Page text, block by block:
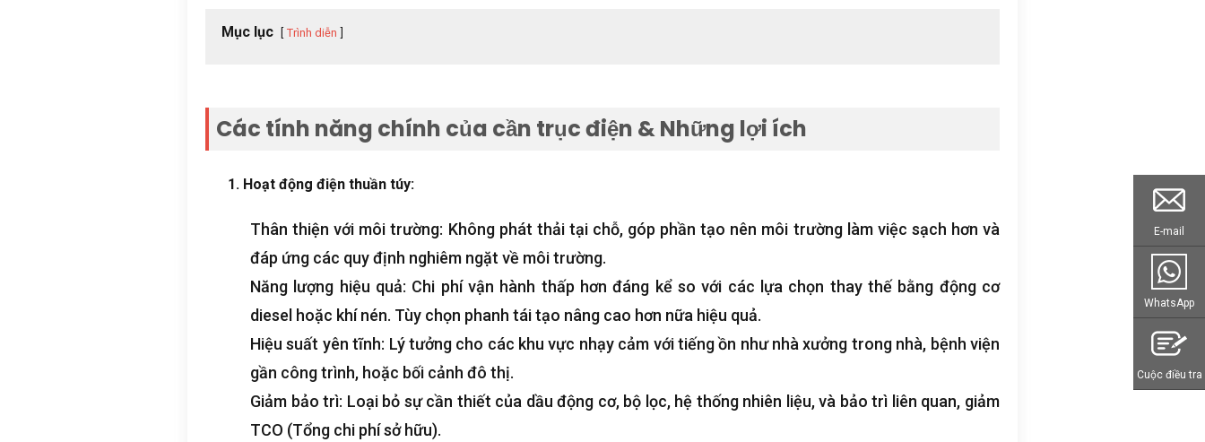
Mục lục Trình diễn
Các tính năng chính của cần trục điện & Những lợi ích
1. Hoạt động điện thuần túy:
Thân thiện với môi trường: Không phát thải tại chỗ, góp phần tạo nên môi trường làm việc sạch hơn và
đáp ứng các quy định nghiêm ngặt về môi trường.
Năng lượng hiệu quả: Chi phí vận hành thấp hơn đáng kể so với các lựa chọn thay thế bằng động cơ
diesel hoặc khí nén. Tùy chọn phanh tái tạo nâng cao hơn nữa hiệu quả.
Hiệu suất yên tĩnh: Lý tưởng cho các khu vực nhạy cảm với tiếng ồn như nhà xưởng trong nhà, bệnh viện
gần công trình, hoặc bối cảnh đô thị.
Giảm bảo trì: Loại bỏ sự cần thiết của dầu động cơ, bộ lọc, hệ thống nhiên liệu, và bảo trì liên quan, giảm
TCO (Tổng chi phí sở hữu).
E-mail
WhatsApp
Cuộc điều tra